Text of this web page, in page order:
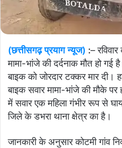
(छत्तीसगढ़ प्रयाग न्यूज) :–
मामा-भांजे की दर्दनाक मौत हो
बाइक को जोरदार टक्कर मार दी।
बाइक सवार मामा-भांजे की मौके पर
में सवार एक महिला गंभीर रूप से
जिले के डभरा थाना क्षेत्र का है।
जानकारी के अनुसार कोटमी गांव